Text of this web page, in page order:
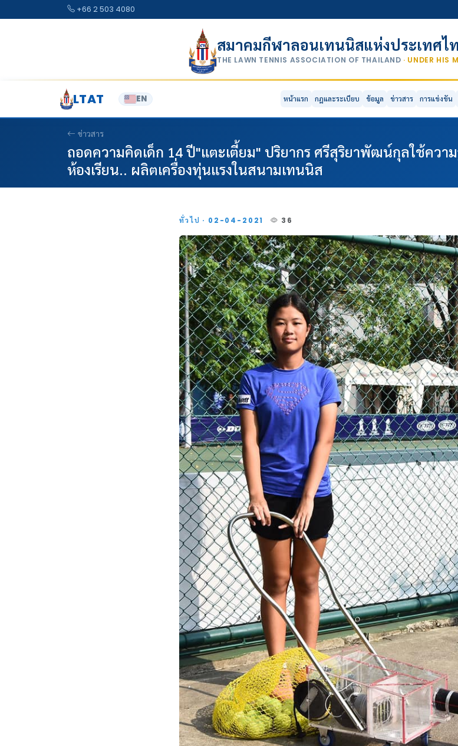
+66 2 503 4080
สมาคมกีฬาลอนเทนนิสแห่งประเทศไ
THE LAWN TENNIS ASSOCIATION OF THAILAND · UNDER HIS
LTAT EN หน้าแรก กฎและระเบียบ ข้อมูล ข่าวสาร การแข่งขัน
ข่าวสาร
ถอดความคิดเด็ก 14 ปี"แตะเตี้ยม" ปริยากร ศรีสุริยาพัฒน์กุลใช้ควา
ห้องเรียน.. ผลิตเครื่องทุ่นแรงในสนามเทนนิส
ทั่วไป · 02-04-2021 36